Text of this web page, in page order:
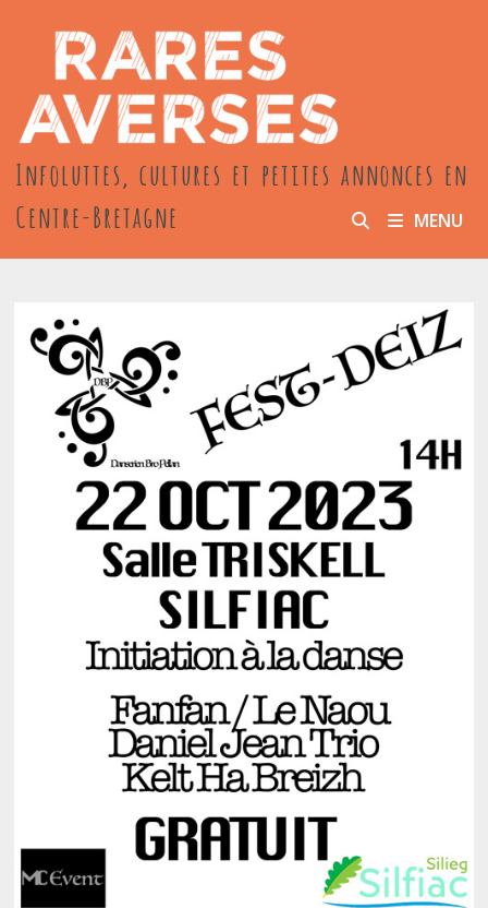
contenu
Infoluttes, cultures et petites annonces en
Centre-Bretagne
MENU